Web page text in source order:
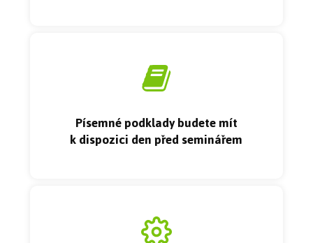
Písemné podklady budete mít
k dispozici den před seminářem